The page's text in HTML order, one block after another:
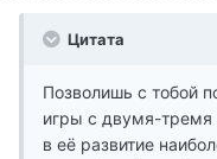
Цитата
Позволишь с тобой
игры с двумя-
в её развитие